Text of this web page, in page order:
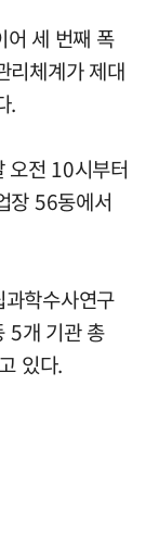
세 번째 폭
리체계가 제대
.
오전 10시부터
장 56동에서
학수사연구
5개 기관 총
있다.